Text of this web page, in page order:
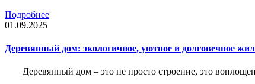
Подробнее
01.09.2025
Деревянный дом: экологичное, уютное и долговечное
Деревянный дом – это не просто строение, это